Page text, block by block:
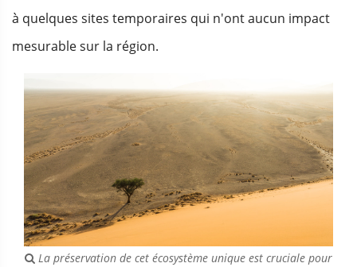
à quelques sites temporaires qui n'ont aucun impact
mesurable sur la région.
La préservation de cet écosystème unique est cruciale pour